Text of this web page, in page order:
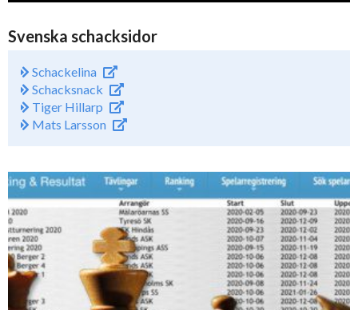
Svenska schacksidor
Schackelina
Schacksnack
Tiger Hillarp
Mats Larsson